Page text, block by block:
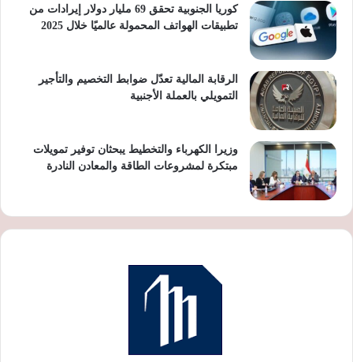
كوريا الجنوبية تحقق 69 مليار دولار إيرادات من
تطبيقات الهواتف المحمولة عالميًا خلال 2025
الرقابة المالية تعدّل ضوابط التخصيم والتأجير
التمويلي بالعملة الأجنبية
وزيرا الكهرباء والتخطيط يبحثان توفير تمويلات
مبتكرة لمشروعات الطاقة والمعادن النادرة